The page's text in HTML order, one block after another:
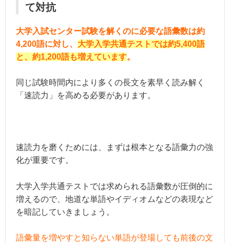
て対抗
大学入試センター試験を解くのに必要な語彙数は約
4,200語に対し、 大学入学共通テストでは約5,400語
と、約1,200語も増えています。
同じ試験時間内により多くの長文を素早く読み解く
「速読力」を高める必要があります。
速読力を磨くためには、まずは根本となる語彙力の強
化が重要です。
大学入学共通テストでは求められる語彙数が圧倒的に
増えるので、地道な単語やイディオムなどの表現など
を暗記していきましょう。
語彙量を増やすと知らない単語が登場しても前後の文